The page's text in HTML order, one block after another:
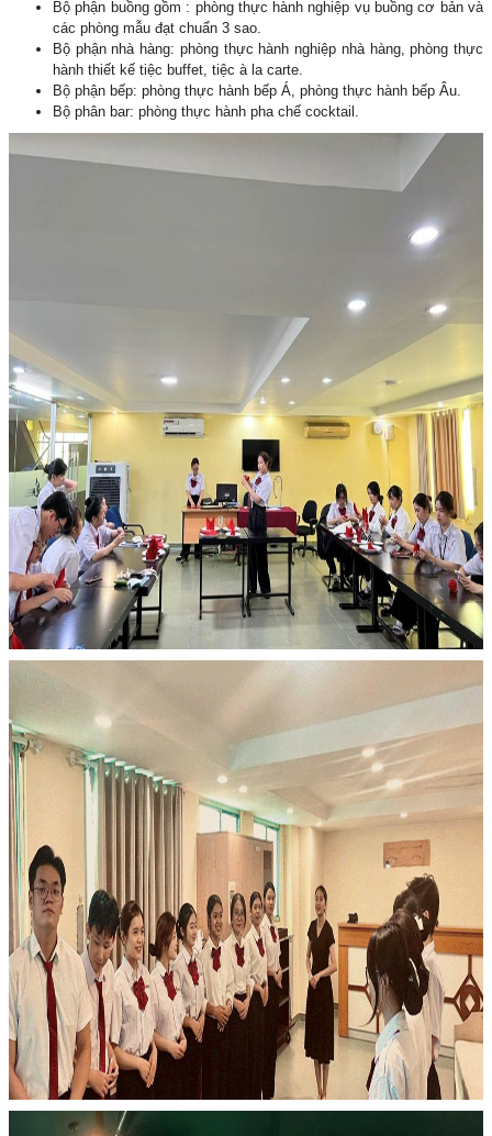
Bộ phận buồng gồm : phòng thực hành nghiệp vụ buồng cơ bản và
các phòng mẫu đạt chuẩn 3 sao.
Bộ phận nhà hàng: phòng thực hành nghiệp nhà hàng, phòng thực
hành thiết kế tiệc buffet, tiệc à la carte.
Bộ phận bếp: phòng thực hành bếp Á, phòng thực hành bếp Âu.
Bộ phân bar: phòng thực hành pha chế cocktail.